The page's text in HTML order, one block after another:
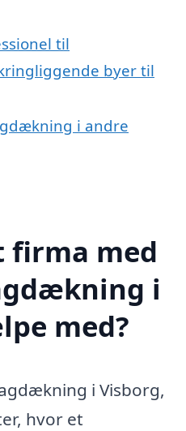
til
byer til
i andre
firma med
i
med?
i Visborg,
hvor et